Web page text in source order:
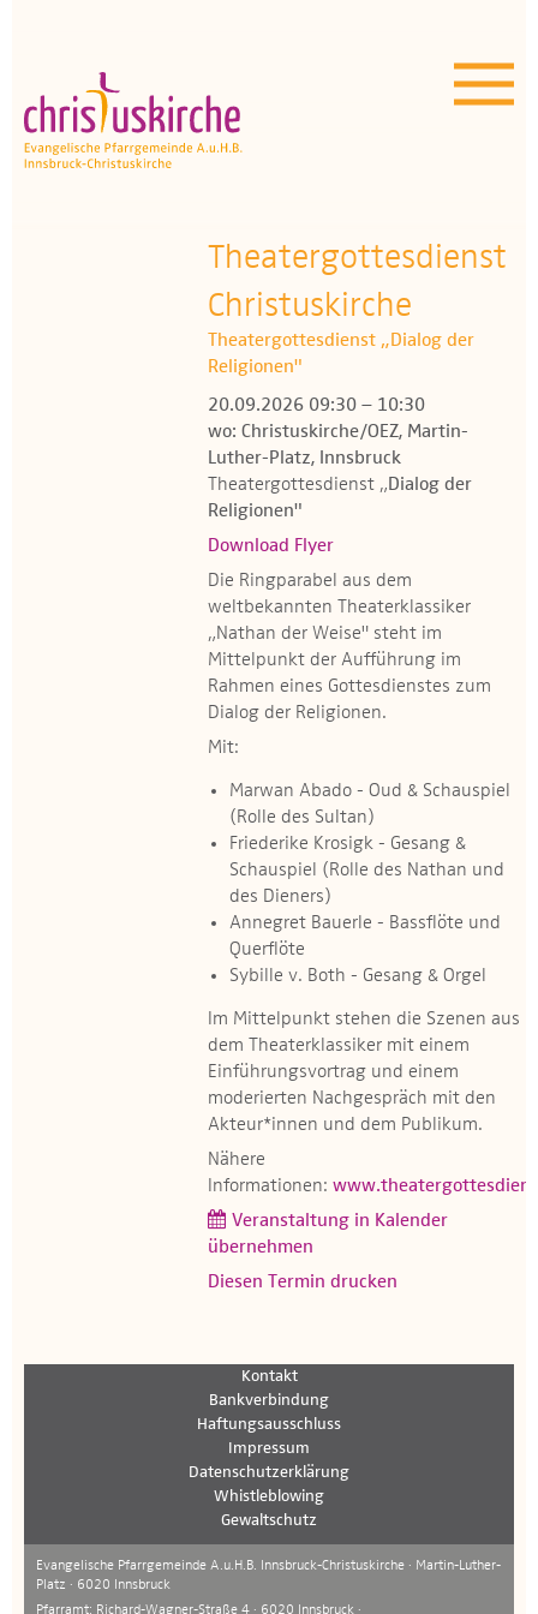
Unser Angebot
OEZ
Wissenswertes
Medien
Kontakt
Theatergottesdienst
Christuskirche
Theatergottesdienst „Dialog der
Religionen"
20.09.2026 09:30 – 10:30
wo: Christuskirche/OEZ, Martin-
Luther-Platz, Innsbruck
Theatergottesdienst „Dialog der
Religionen"
Download Flyer
Die Ringparabel aus dem
weltbekannten Theaterklassiker
„Nathan der Weise" steht im
Mittelpunkt der Aufführung im
Rahmen eines Gottesdienstes zum
Dialog der Religionen.
Mit:
Marwan Abado - Oud & Schauspiel
(Rolle des Sultan)
Friederike Krosigk - Gesang &
Schauspiel (Rolle des Nathan und
des Dieners)
Annegret Bauerle - Bassflöte und
Querflöte
Sybille v. Both - Gesang & Orgel
Im Mittelpunkt stehen die Szenen aus
dem Theaterklassiker mit einem
Einführungsvortrag und einem
moderierten Nachgespräch mit den
Akteur*innen und dem Publikum.
Nähere
Informationen:
Veranstaltung in Kalender
übernehmen
Diesen Termin drucken
Kontakt
Bankverbindung
Haftungsausschluss
Impressum
Datenschutzerklärung
Whistleblowing
Gewaltschutz
Evangelische Pfarrgemeinde A.u.H.B. Innsbruck-Christuskirche · Martin-Luther-
Platz · 6020 Innsbruck
Pfarramt: Richard-Wagner-Straße 4 · 6020 Innsbruck ·